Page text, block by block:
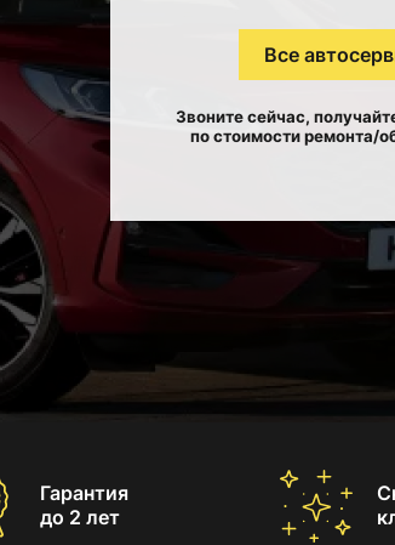
Все
Звоните сейчас,
по стоимости ремонта/
Гарантия
до 2 лет